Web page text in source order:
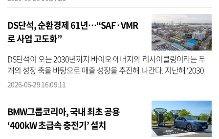
DS단석, 순환경제 61년…“SAF·VMR
로 사업 고도화”
DS단석이 오는 2030년까지 바이오 에너지와 리사이클링이라는 두
개의 성장 축을 바탕으로 매출 성장을 추진해 나간다. 지난해 ‘2030
비전 선포식’ 행사를 통해 매출 3조원 목표를 제시한 DS단석은 확보
2026-06-29 16:09:11
BMW그룹코리아, 국내 최초 공용
‘400kW 초급속 충전기’ 설치